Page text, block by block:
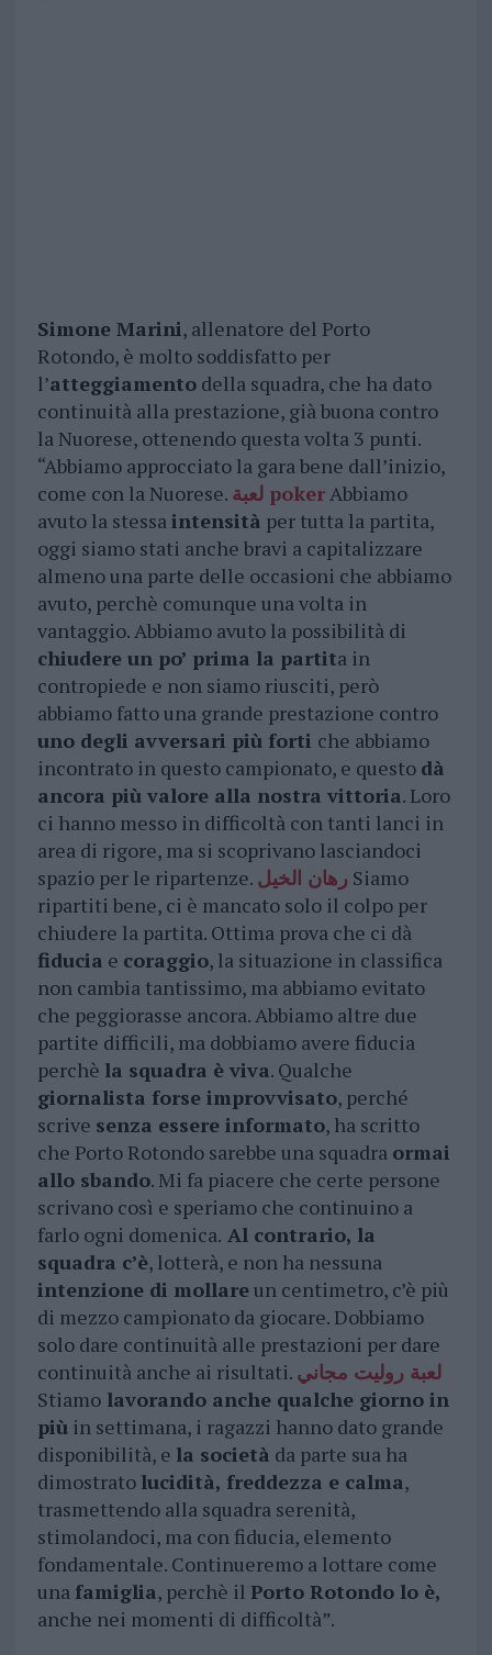
Simone Marini, allenatore del Porto
Rotondo, è molto soddisfatto per
l’atteggiamentodella squadra, che ha dato
continuità alla prestazione, già buona contro
la Nuorese, ottenendo questa volta 3 punti.
“Abbiamo approcciato la gara bene dall’inizio,
come con la Nuorese.
لعبة pokerAbbiamo
avuto la stessaintensità per tutta la partita,
oggi siamo stati anche bravi a capitalizzare
almeno una parte delle occasioni che abbiamo
avuto, perchè comunque una volta in
vantaggio. Abbiamo avuto la possibilità di
chiudere un po’ prima la partita in
contropiede e non siamo riusciti, però
abbiamo fatto una grande prestazione contro
uno degli avversari più forti che abbiamo
incontrato in questo campionato, e questo dà
ancora più valore alla nostra vittoria. Loro
ci hanno messo in difficoltà con tanti lanci in
area di rigore, ma si scoprivano lasciandoci
spazio per le ripartenze. رهان الخيل Siamo
ripartiti bene, ci è mancato solo il colpo per
chiudere la partita. Ottima prova che ci dà
fiducia e coraggio, la situazione in classifica
non cambia tantissimo, ma abbiamo evitato
che peggiorasse ancora. Abbiamo altre due
partite difficili, ma dobbiamo avere fiducia
perchè la squadra è viva. Qualche
giornalista forse improvvisato, perché
scrive senza essere informato, ha scritto
che Porto Rotondo sarebbe una squadra ormai
allo sbando. Mi fa piacere che certe persone
scrivano così e speriamo che continuino a
farlo ogni domenica. Al contrario, la
squadra c’è, lotterà, e non ha nessuna
intenzione di mollareun centimetro, c’è più
di mezzo campionato da giocare. Dobbiamo
solo dare continuità alle prestazioni per dare
continuità anche ai risultati. لعبة روليت مجاني
Stiamolavorando anche qualche giorno in
piùin settimana, i ragazzi hanno dato grande
disponibilità, e la società da parte sua ha
dimostrato lucidità, freddezza e calma,
trasmettendo alla squadra serenità,
stimolandoci, ma con fiducia, elemento
fondamentale. Continueremo a lottare come
una famiglia, perchè il Porto Rotondo lo è,
anche nei momenti di difficoltà”.